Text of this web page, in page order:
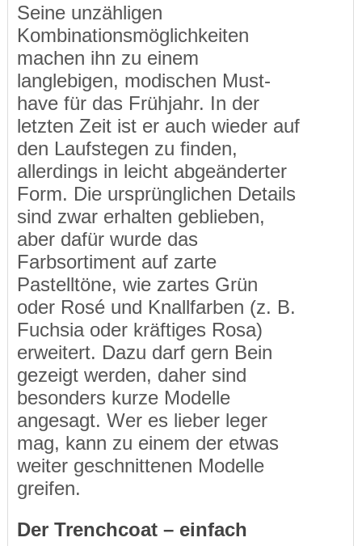
Seine unzähligen
Kombinationsmöglichkeiten
machen ihn zu einem
langlebigen, modischen Must-
have für das Frühjahr. In der
letzten Zeit ist er auch wieder auf
den Laufstegen zu finden,
allerdings in leicht abgeänderter
Form. Die ursprünglichen Details
sind zwar erhalten geblieben,
aber dafür wurde das
Farbsortiment auf zarte
Pastelltöne, wie zartes Grün
oder Rosé und Knallfarben (z. B.
Fuchsia oder kräftiges Rosa)
erweitert. Dazu darf gern Bein
gezeigt werden, daher sind
besonders kurze Modelle
angesagt. Wer es lieber leger
mag, kann zu einem der etwas
weiter geschnittenen Modelle
greifen.
Der Trenchcoat – einfach